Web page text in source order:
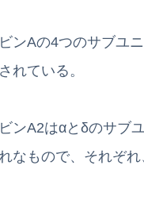
ンAの4つのサブユ
れている。
ンA2はαとδのサブ
なもので、それぞ